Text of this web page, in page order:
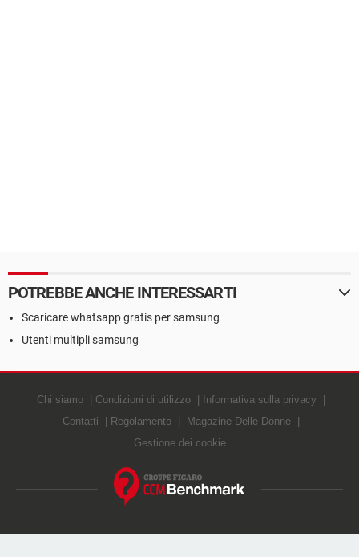
POTREBBE ANCHE INTERESSARTI
Scaricare whatsapp gratis per samsung
Utenti multipli samsung
Chi siamo Condizioni di utilizzo
Informativa sulla privacy
Contatti
Regolamento
Magazine Delle Donne
Gestione dei cookie